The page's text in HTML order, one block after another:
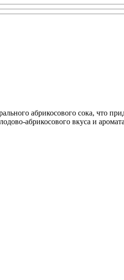
абрикосового сока, что
абрикосового вкуса и